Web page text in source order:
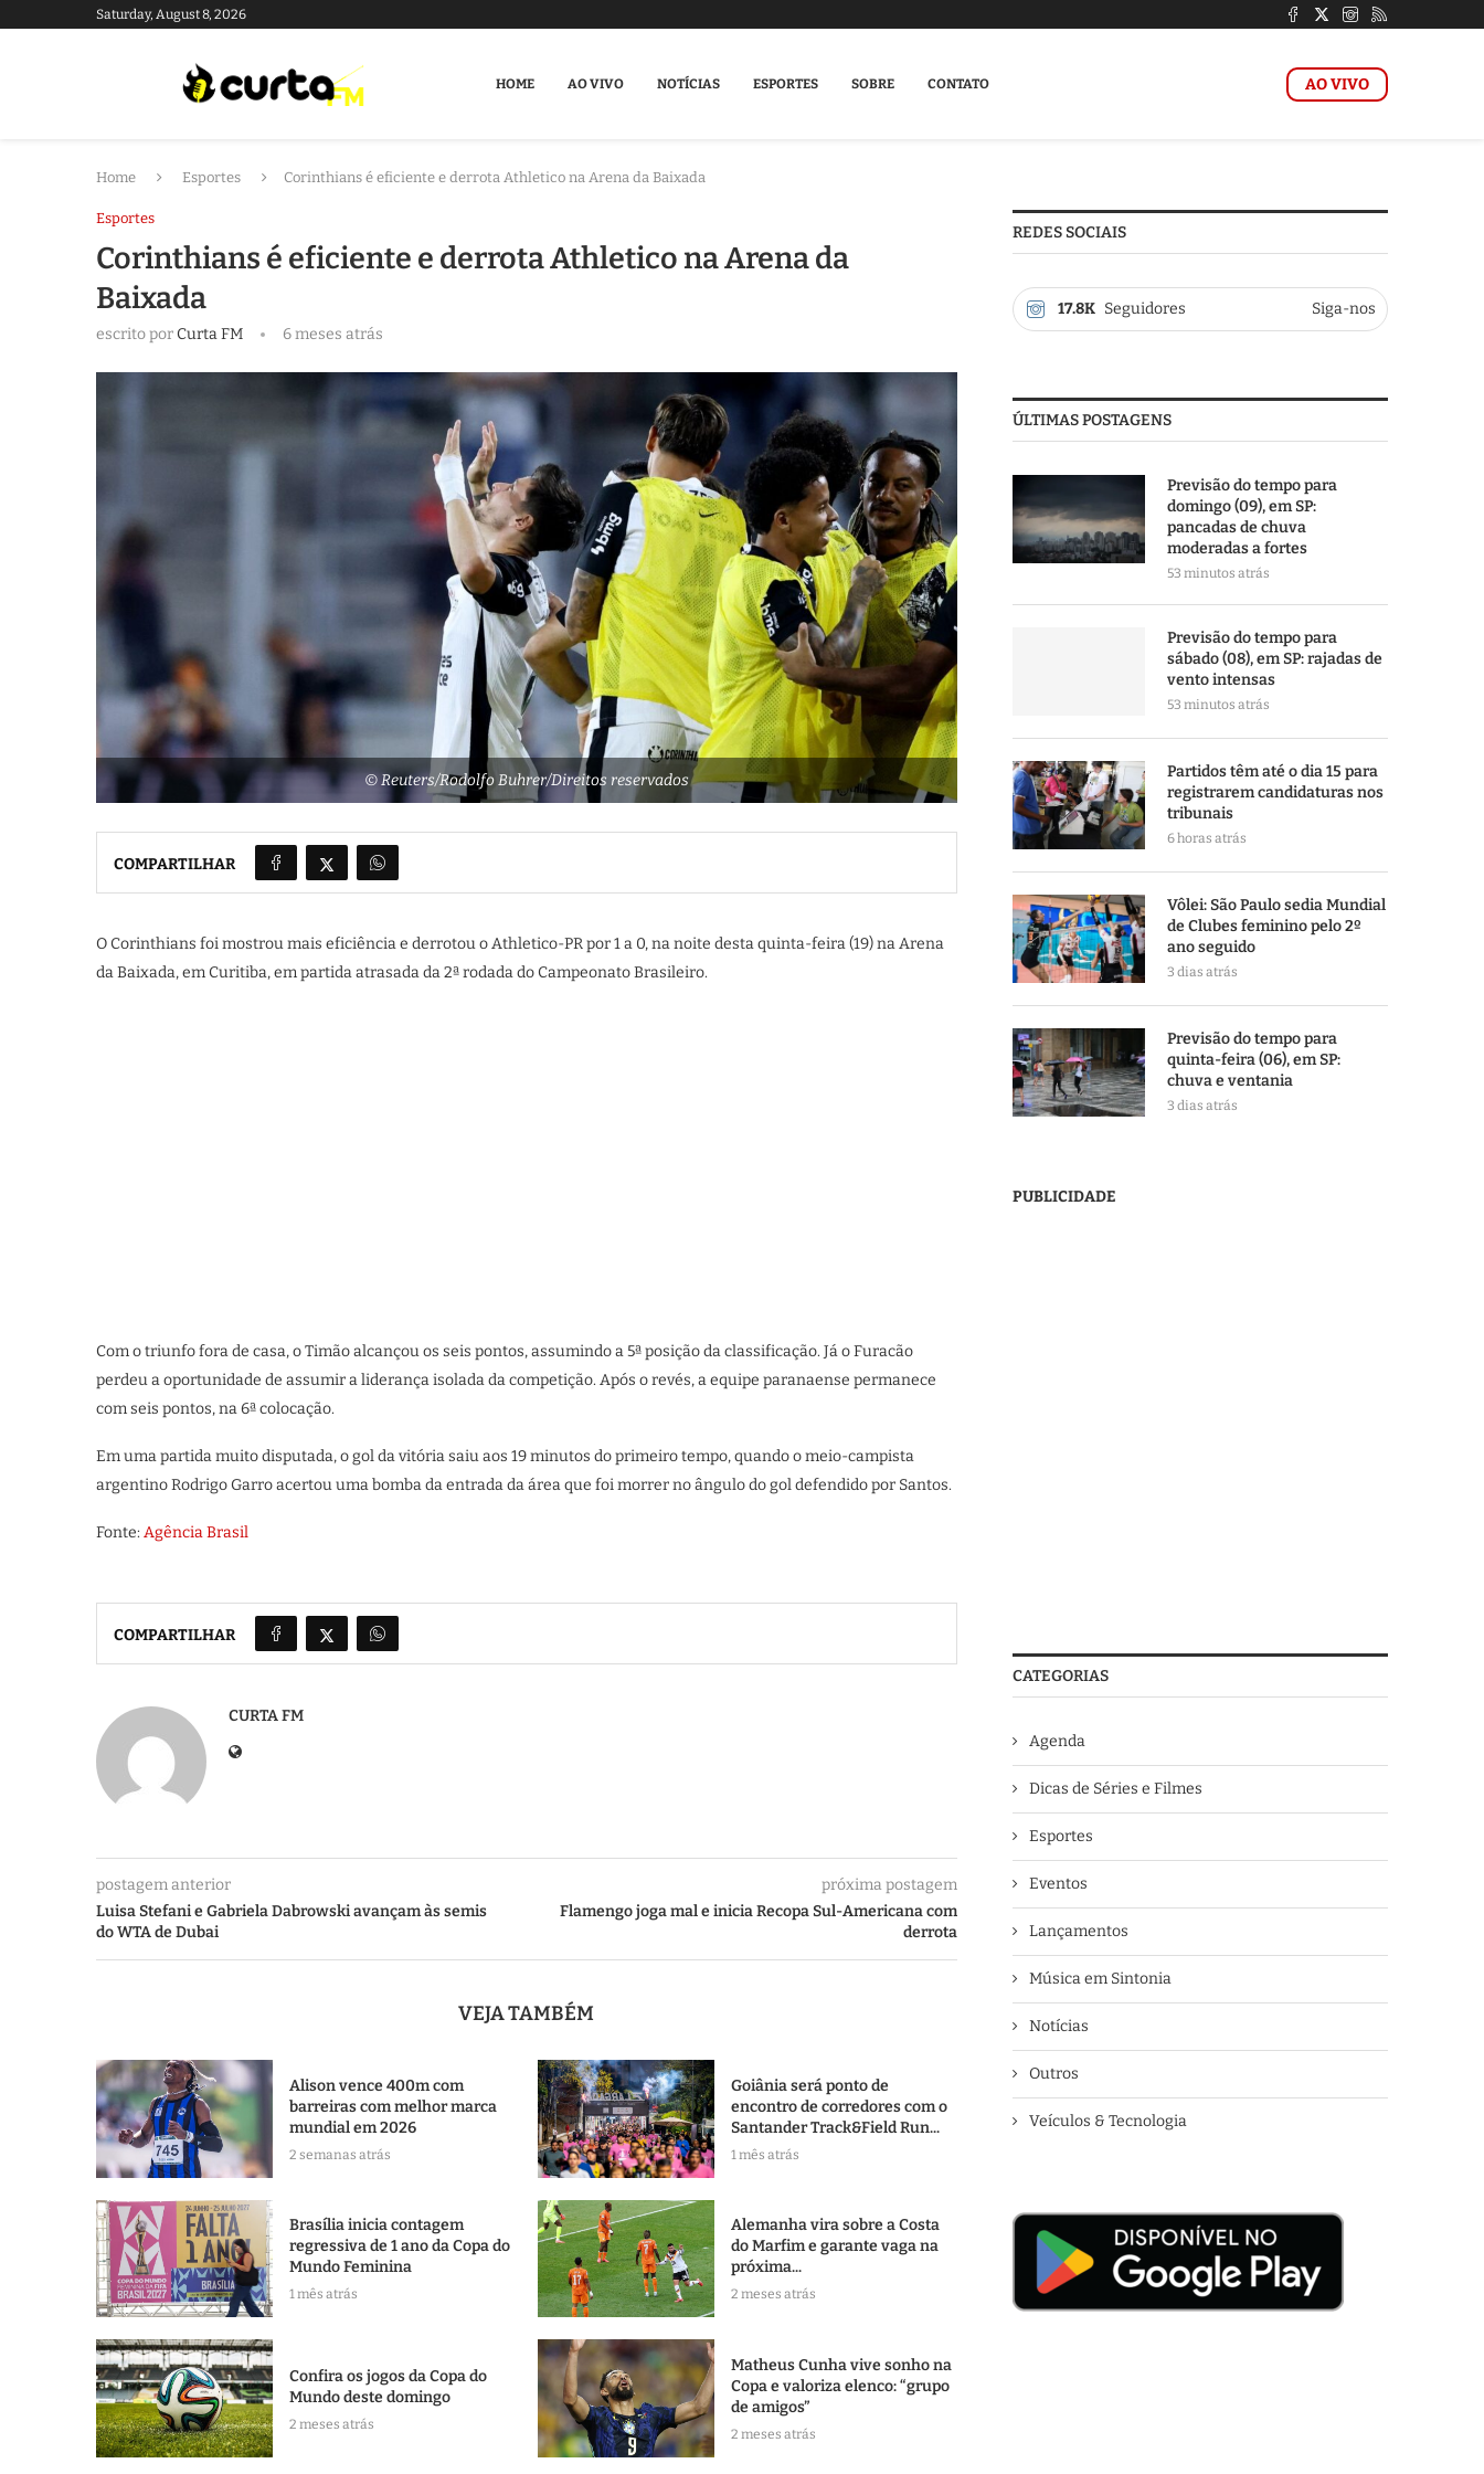
Saturday, August 8, 2026
HOME AO VIVO NOTÍCIAS ESPORTES SOBRE CONTATO AO VIVO
Home Esportes Corinthians é eficiente e derrota Athletico na Arena da Baixada
Esportes
Corinthians é eficiente e derrota Athletico na Arena da
Baixada
escrito porCurta FM 6 meses atrás
© Reuters/Rodolfo Buhrer/Direitos reservados
COMPARTILHAR
O Corinthians foi mostrou mais eficiência e derrotou o Athletico-PR por 1 a 0, na noite desta quinta-feira (19) na Arena
da Baixada, em Curitiba, em partida atrasada da 2ª rodada do Campeonato Brasileiro.
Com o triunfo fora de casa, o Timão alcançou os seis pontos, assumindo a 5ª posição da classificação. Já o Furacão
perdeu a oportunidade de assumir a liderança isolada da competição. Após o revés, a equipe paranaense permanece
com seis pontos, na 6ª colocação.
Em uma partida muito disputada, o gol da vitória saiu aos 19 minutos do primeiro tempo, quando o meio-campista
argentino Rodrigo Garro acertou uma bomba da entrada da área que foi morrer no ângulo do gol defendido por Santos.
Fonte: Agência Brasil
COMPARTILHAR
CURTA FM
postagem anterior
Luisa Stefani e Gabriela Dabrowski avançam às semis
do WTA de Dubai
próxima postagem
Flamengo joga mal e inicia Recopa Sul-Americana com
derrota
VEJA TAMBÉM
Alison vence 400m com
barreiras com melhor marca
mundial em 2026
2 semanas atrás
Goiânia será ponto de
encontro de corredores com o
Santander Track&Field Run...
1 mês atrás
Brasília inicia contagem
regressiva de 1 ano da Copa do
Mundo Feminina
1 mês atrás
Alemanha vira sobre a Costa
do Marfim e garante vaga na
próxima...
2 meses atrás
Confira os jogos da Copa do
Mundo deste domingo
2 meses atrás
Matheus Cunha vive sonho na
Copa e valoriza elenco: “grupo
de amigos”
2 meses atrás
REDES SOCIAIS
17.8K Seguidores Siga-nos
ÚLTIMAS POSTAGENS
Previsão do tempo para
domingo (09), em SP:
pancadas de chuva
moderadas a fortes
53 minutos atrás
Previsão do tempo para
sábado (08), em SP: rajadas de
vento intensas
53 minutos atrás
Partidos têm até o dia 15 para
registrarem candidaturas nos
tribunais
6 horas atrás
Vôlei: São Paulo sedia Mundial
de Clubes feminino pelo 2º
ano seguido
3 dias atrás
Previsão do tempo para
quinta-feira (06), em SP:
chuva e ventania
3 dias atrás
PUBLICIDADE
CATEGORIAS
Agenda
Dicas de Séries e Filmes
Esportes
Eventos
Lançamentos
Música em Sintonia
Notícias
Outros
Veículos & Tecnologia